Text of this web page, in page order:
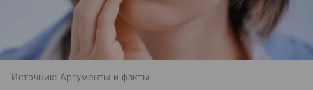
Источник: Аргументы и факты